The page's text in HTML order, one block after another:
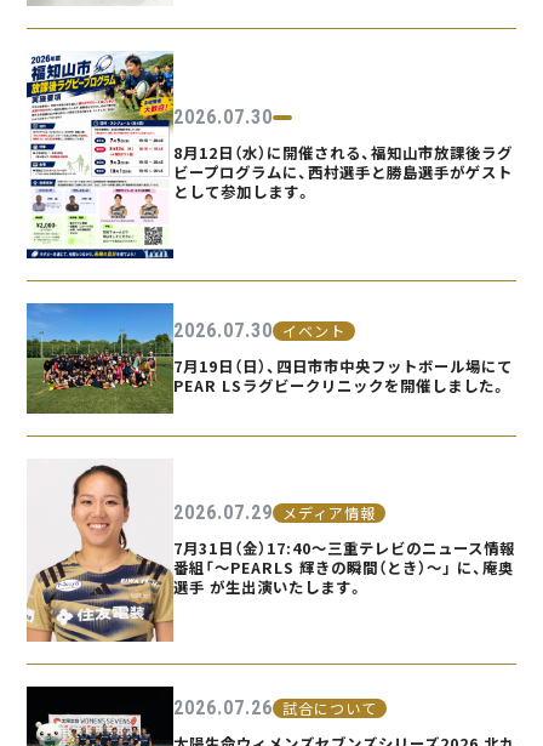
2026.07.30
8月12日（水）に開催される、福知山市放課後ラグ
ビープログラムに、西村選手と勝島選手がゲスト
として参加します。
2026.07.30 イベント
7月19日（日）、四日市市中央フットボール場にて
PEAR LSラグビークリニックを開催しました。
2026.07.29 メディア情報
7月31日（金）17:40〜三重テレビのニュース情報
番組「〜PEARLS 輝きの瞬間（とき）〜」 に、庵奥
選手 が生出演いたします。
2026.07.26 試合について